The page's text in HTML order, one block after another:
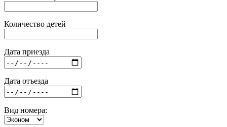
Количество детей
Дата приезда
Дата отъезда
Вид номера: